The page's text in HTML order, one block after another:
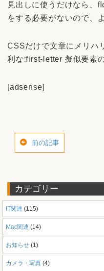
見出しに使うだけなら、
をする必要がないので、
CSSだけで文章にメリハ
利な:first-letter 擬似要素
[adsense]
前の記事
カテゴリー
IT関連 (115)
Mac関連 (14)
お知らせ (1)
カメラ・写真 (4)